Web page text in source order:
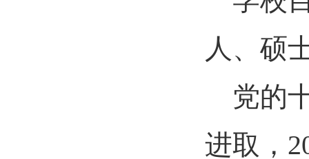
人、硕
党的
进取，